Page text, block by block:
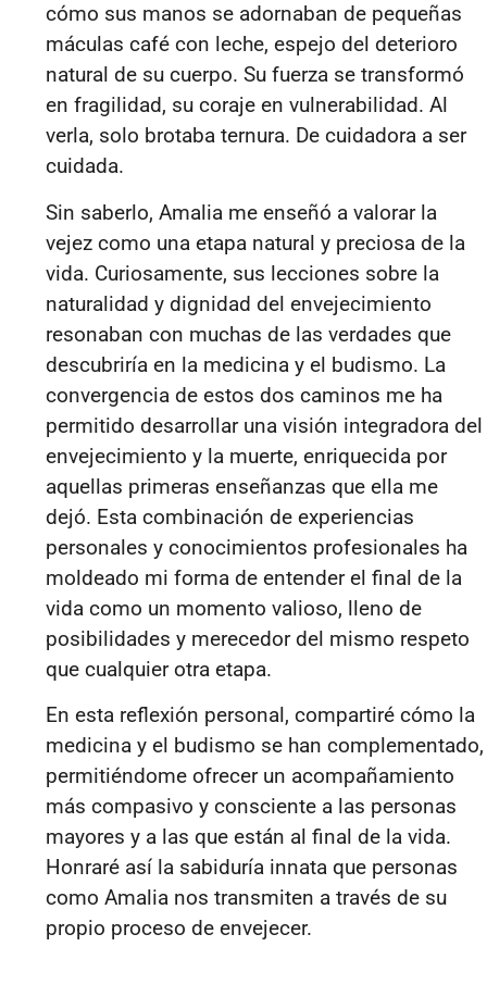
cómo sus manos se adornaban de pequeñas
máculas café con leche, espejo del deterioro
natural de su cuerpo. Su fuerza se transformó
en fragilidad, su coraje en vulnerabilidad. Al
verla, solo brotaba ternura. De cuidadora a ser
cuidada.
Sin saberlo, Amalia me enseñó a valorar la
vejez como una etapa natural y preciosa de la
vida. Curiosamente, sus lecciones sobre la
naturalidad y dignidad del envejecimiento
resonaban con muchas de las verdades que
descubriría en la medicina y el budismo. La
convergencia de estos dos caminos me ha
permitido desarrollar una visión integradora del
envejecimiento y la muerte, enriquecida por
aquellas primeras enseñanzas que ella me
dejó. Esta combinación de experiencias
personales y conocimientos profesionales ha
moldeado mi forma de entender el final de la
vida como un momento valioso, lleno de
posibilidades y merecedor del mismo respeto
que cualquier otra etapa.
En esta reflexión personal, compartiré cómo la
medicina y el budismo se han complementado,
permitiéndome ofrecer un acompañamiento
más compasivo y consciente a las personas
mayores y a las que están al final de la vida.
Honraré así la sabiduría innata que personas
como Amalia nos transmiten a través de su
propio proceso de envejecer.